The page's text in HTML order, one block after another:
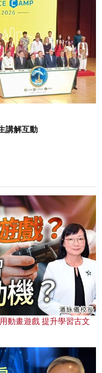
講解互動
動畫遊戲 提升學習古文